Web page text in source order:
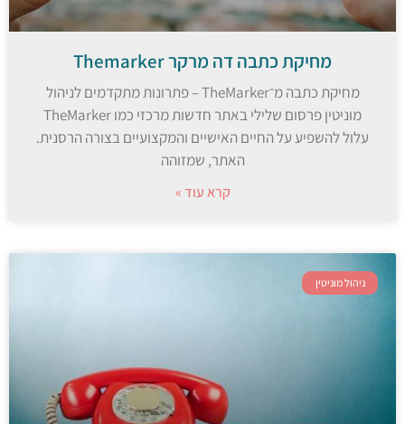
מחיקת כתבה דה מרקר Themarker
מחיקת כתבה מ־TheMarker – פתרונות מתקדמים לניהול
מוניטין פרסום שלילי באתר חדשות מרכזי כמו TheMarker
עלול להשפיע על החיים האישיים והמקצועיים בצורה הרסנית.
האתר, שמזוהה
קרא עוד »
ניהול מוניטין